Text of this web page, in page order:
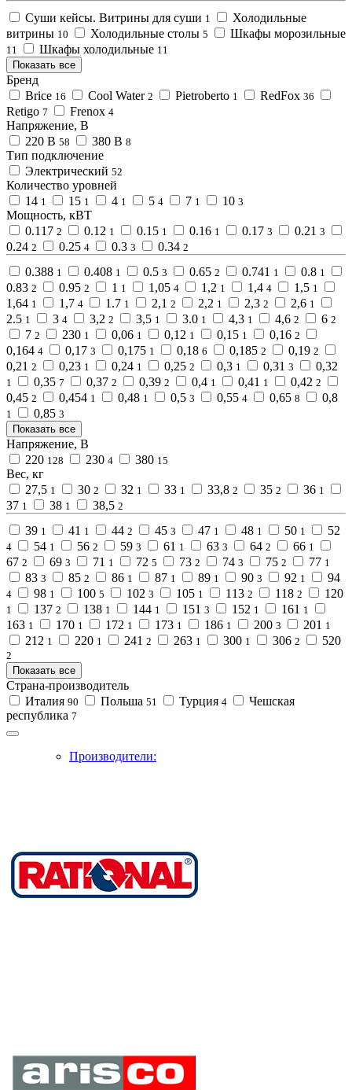
Суши кейсы. Витрины для суши 1
Холодильные
витрины 10 Холодильные столы 5 Шкафы морозильные
11 Шкафы холодильные 11
Показать все
Бренд
Brice 16 Cool Water 2 Pietroberto 1 RedFox 36
Retigo 7 Frenox 4
Напряжение, В
220 В 58 380 В 8
Тип подключение
Электрический 52
Количество уровней
14 1 15 1 4 1 5 4 7 1 10 3
Мощность, кВТ
0.117 2 0.12 1 0.15 1 0.16 1 0.17 3 0.21 3
0.24 2 0.25 4 0.3 3 0.34 2
0.388 1 0.408 1 0.5 3 0.65 2 0.741 1 0.8 1
0.83 2 0.95 2 1 1 1,05 4 1,2 1 1,4 4 1,5 1
1,64 1 1,7 4 1.7 1 2,1 2 2,2 1 2,3 2 2,6 1
2.5 1 3 4 3,2 2 3,5 1 3.0 1 4,3 1 4,6 2 6 2
7 2 230 1 0,06 1 0,12 1 0,15 1 0,16 2
0,164 4 0,17 3 0,175 1 0,18 6 0,185 2 0,19 2
0,21 2 0,23 1 0,24 1 0,25 2 0,3 1 0,31 3 0,32
1 0,35 7 0,37 2 0,39 2 0,4 1 0,41 1 0,42 2
0,45 2 0,454 1 0,48 1 0,5 3 0,55 4 0,65 8 0,8
1 0,85 3
Показать все
Напряжение, В
220 128 230 4 380 15
Вес, кг
27,5 1 30 2 32 1 33 1 33,8 2 35 2 36 1
37 1 38 1 38,5 2
39 1 41 1 44 2 45 3 47 1 48 1 50 1 52
4 54 1 56 2 59 3 61 1 63 3 64 2 66 1
67 2 69 3 71 1 72 5 73 2 74 3 75 2 77 1
83 3 85 2 86 1 87 1 89 1 90 3 92 1 94
4 98 1 100 5 102 3 105 1 113 2 118 2 120
1 137 2 138 1 144 1 151 3 152 1 161 1
163 1 170 1 172 1 173 1 186 1 200 3 201 1
212 1 220 1 241 2 263 1 300 1 306 2 520
2
Показать все
Страна-производитель
Италия 90 Польша 51 Турция 4
Чешская
республика 7
Производители: